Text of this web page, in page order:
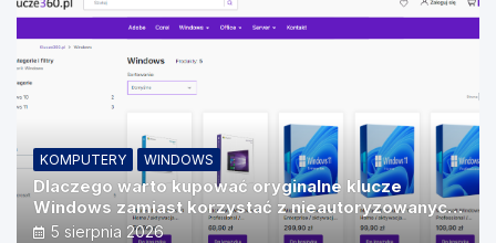
KOMPUTERY WINDOWS
Dlaczego warto kupować oryginalne klucze
Windows zamiast korzystać z nieautoryzowanych
źródeł?
5 sierpnia 2026